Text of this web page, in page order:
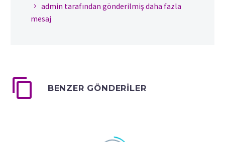
admin tarafından gönderilmiş daha fazla
mesaj
BENZER GÖNDERILER